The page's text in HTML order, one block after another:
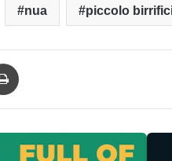
nua piccolo